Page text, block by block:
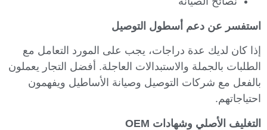
استفسر عن دعم أسطول التوصيل
إذا كان لديك عدة دراجات، يجب على المورد التعامل مع
الطلبات بالجملة والاستبدالات العاجلة. أفضل التجار يعملون
بالفعل مع شركات التوصيل وصيانة الأساطيل ويفهمون
احتياجاتهم.
التغليف الأصلي وشهادات OEM